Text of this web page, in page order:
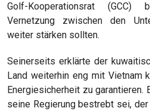
Golf-Kooperationsrat (GCC)
Vernetzung zwischen den
weiter stärken sollten.
Seinerseits erklärte der
Land weiterhin eng mit Vietnam
Energiesicherheit zu
seine Regierung bestrebt sei,